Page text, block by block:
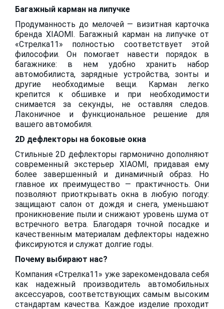
Багажный карман на липучке
Продуманность до мелочей — визитная карточка
бренда XIAOMI. Багажный карман на липучке от
«Стрелка11» полностью соответствует этой
философии. Он помогает навести порядок в
багажнике: в нем удобно хранить набор
автомобилиста, зарядные устройства, зонты и
другие необходимые вещи. Карман легко
крепится к обшивке и при необходимости
снимается за секунды, не оставляя следов.
Лаконичное и функциональное решение для
вашего автомобиля.
2D дефлекторы на боковые окна
Стильные 2D дефлекторы гармонично дополняют
современный экстерьер XIAOMI, придавая ему
более завершенный и динамичный образ. Но
главное их преимущество — практичность. Они
позволяют приоткрывать окна в любую погоду:
защищают салон от дождя и снега, уменьшают
проникновение пыли и снижают уровень шума от
встречного ветра. Благодаря точной посадке и
качественным материалам дефлекторы надежно
фиксируются и служат долгие годы.
Почему выбирают нас?
Компания «Стрелка11» уже зарекомендовала себя
как надежный производитель автомобильных
аксессуаров, соответствующих самым высоким
стандартам качества. Каждое изделие проходит